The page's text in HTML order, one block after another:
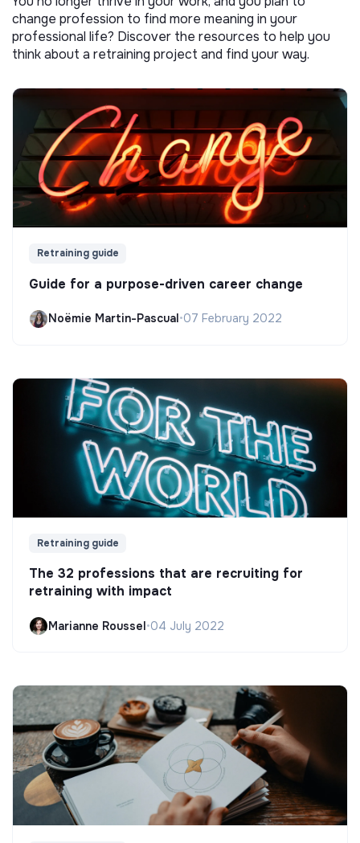
change profession to find more meaning in your
professional life? Discover the resources to help you
think about a retraining project and find your way.
Retraining guide
Guide for a purpose-driven career change
Noëmie Martin-Pascual•07 February 2022
Retraining guide
The 32 professions that are recruiting for
retraining with impact
Marianne Roussel•04 July 2022